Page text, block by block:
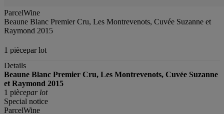
ParcelWine
Beaune Blanc Premier Cru, Les Montrevenots, Cuvée Suzanne et
Raymond 2015
1 piècepar lot
Details
Beaune Blanc Premier Cru, Les Montrevenots, Cuvée Suzanne
et Raymond 2015
1 piècepar lot
Special notice
ParcelWine